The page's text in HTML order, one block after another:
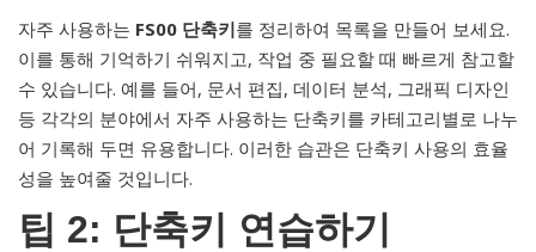
자주 사용하는 FS00 단축키를 정리하여 목록을 만들어 보세요.
이를 통해 기억하기 쉬워지고, 작업 중 필요할 때 빠르게 참고할
수 있습니다. 예를 들어, 문서 편집, 데이터 분석, 그래픽 디자인
등 각각의 분야에서 자주 사용하는 단축키를 카테고리별로 나누
어 기록해 두면 유용합니다. 이러한 습관은 단축키 사용의 효율
성을 높여줄 것입니다.
팁 2: 단축키 연습하기